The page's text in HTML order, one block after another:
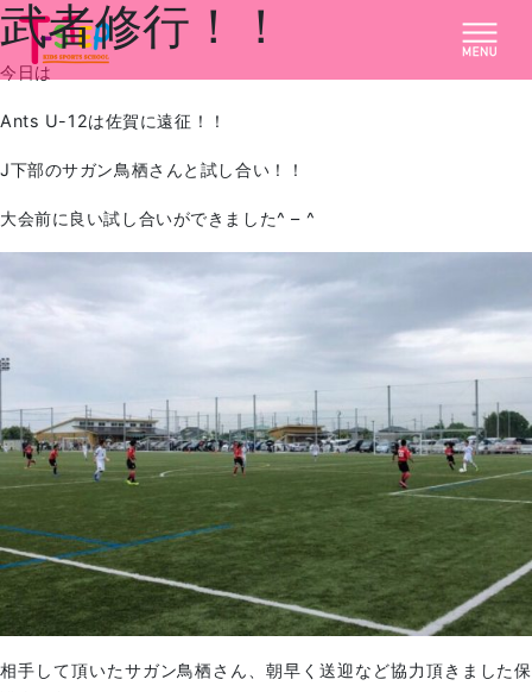
武者修行！！
今日は
Ants U-12は佐賀に遠征！！
J下部のサガン鳥栖さんと試し合い！！
大会前に良い試し合いができました^ – ^
相手して頂いたサガン鳥栖さん、朝早く送迎など協力頂きました保